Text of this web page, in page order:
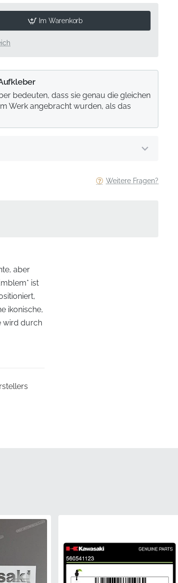
Im Warenkorb
Weitere Fragen?
bedeuten, dass sie genau die gleichen
Werk angebracht wurden, als das
aber
ist
ikonische,
wird durch
die
die